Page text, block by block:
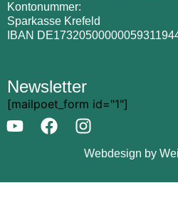
Kontonummer:
Sparkasse Krefeld
IBAN
Newsletter
[mailpoet_form id="1"]
Webdesign by